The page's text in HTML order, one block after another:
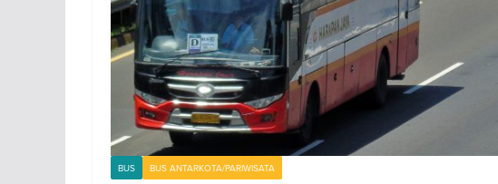
BUS BUS ANTARKOTA/PARIWISATA